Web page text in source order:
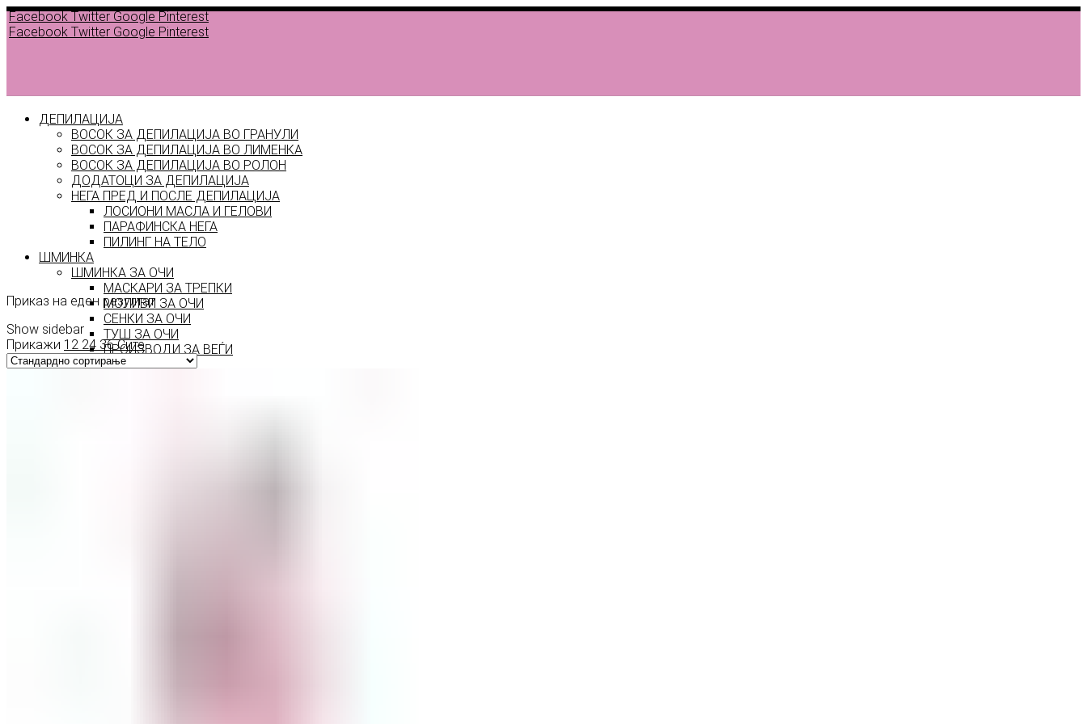
Facebook Twitter Google Pinterest
Facebook Twitter Google Pinterest
ДЕПИЛАЦИЈА
ВОСОК ЗА ДЕПИЛАЦИЈА ВО ГРАНУЛИ
ВОСОК ЗА ДЕПИЛАЦИЈА ВО ЛИМЕНКА
ВОСОК ЗА ДЕПИЛАЦИЈА ВО РОЛОН
ДОДАТОЦИ ЗА ДЕПИЛАЦИЈА
НЕГА ПРЕД И ПОСЛЕ ДЕПИЛАЦИЈА
ЛОСИОНИ МАСЛА И ГЕЛОВИ
ПАРАФИНСКА НЕГА
ПИЛИНГ НА ТЕЛО
ШМИНКА
ШМИНКА ЗА ОЧИ
МАСКАРИ ЗА ТРЕПКИ
МОЛИВИ ЗА ОЧИ
СЕНКИ ЗА ОЧИ
ТУШ ЗА ОЧИ
ПРОИЗВОДИ ЗА ВЕЃИ
ШМИНКА ЗА УСНИ
my
Приказ на еден резултат
Show sidebar
Прикажи 12 24 36 Сите